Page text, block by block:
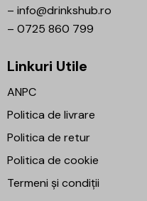
– info@drinkshub.ro
– 0725 860 799
Linkuri Utile
ANPC
Politica de livrare
Politica de retur
Politica de cookie
Termeni și condiții